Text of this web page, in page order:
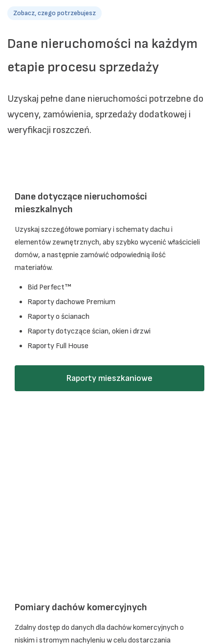
Zobacz, czego potrzebujesz
Dane nieruchomości na każdym
etapie procesu sprzedaży
Uzyskaj pełne dane nieruchomości potrzebne do
wyceny, zamówienia, sprzedaży dodatkowej i
weryfikacji roszczeń.
Dane dotyczące nieruchomości
mieszkalnych
Uzyskaj szczegółowe pomiary i schematy dachu i
elementów zewnętrznych, aby szybko wycenić właścicieli
domów, a następnie zamówić odpowiednią ilość
materiałów.
Bid Perfect™
Raporty dachowe Premium
Raporty o ścianach
Raporty dotyczące ścian, okien i drzwi
Raporty Full House
Raporty mieszkaniowe
Pomiary dachów komercyjnych
Zdalny dostęp do danych dla dachów komercyjnych o
niskim i stromym nachyleniu w celu dostarczania